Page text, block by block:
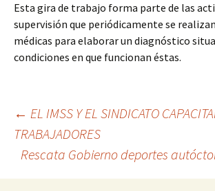
Esta gira de trabajo forma parte de las
supervisión que periódicamente se
médicas para elaborar un diagnóstico
condiciones en que funcionan éstas.
← EL IMSS Y EL SINDICATO
TRABAJADORES
Rescata Gobierno deportes